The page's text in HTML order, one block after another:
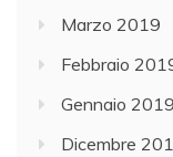
Marzo 2019
Febbraio
Gennaio 2019
Dicembre